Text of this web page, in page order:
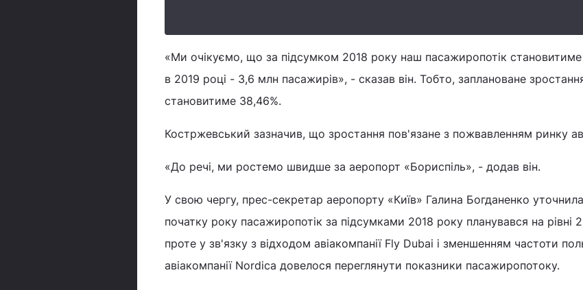
«Ми очікуємо, що за підсумком 2018 року наш пасажиропотік становитиме
в 2019 році - 3,6 млн пасажирів», - сказав він. Тобто, заплановане
становитиме 38,46%.
Костржевський зазначив, що зростання пов'язане з пожвавленням ринку
«До речі, ми ростемо швидше за аеропорт «Бориспіль», - додав він.
У свою чергу, прес-секретар аеропорту «Київ» Галина Богданенко
початку року пасажиропотік за підсумками 2018 року планувався на рівні
проте у зв'язку з відходом авіакомпанії Fly Dubai і зменшенням частоти
авіакомпанії Nordica довелося переглянути показники пасажиропотоку.